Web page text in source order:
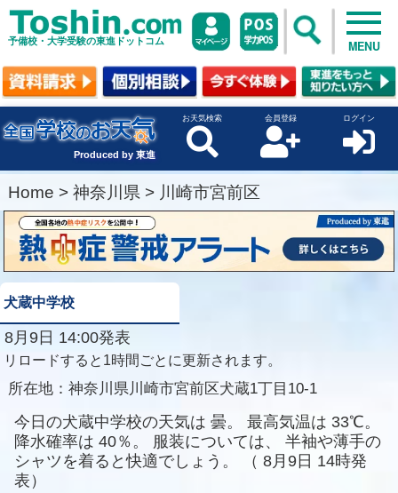
予備校・大学受験の東進ドットコム MENU
Produced by 東進
お天気検索 会員登録 ログイン
Home > 神奈川県 > 川崎市宮前区
犬蔵中学校
8月9日 14:00発表
リロードすると1時間ごとに更新されます。
所在地： 神奈川県川崎市宮前区犬蔵1丁目10-1
今日の犬蔵中学校の天気は 曇。 最高気温は 33℃。
降水確率は 40％。 服装については、
半袖や薄手の
シャツを着ると快適でしょう。
（ 8月9日 14時発
表）